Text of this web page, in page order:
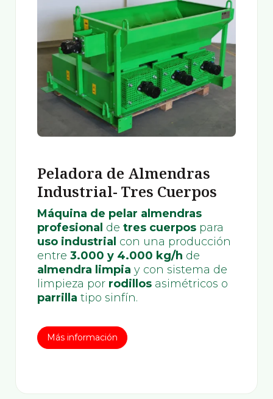
Peladora de Almendras
Industrial- Tres Cuerpos
Máquina de pelar almendras
profesional de tres cuerpos para
uso industrial con una producción
entre 3.000 y 4.000 kg/h de
almendra limpia y con sistema de
limpieza por rodillos asimétricos o
parrilla tipo sinfín.
Más información